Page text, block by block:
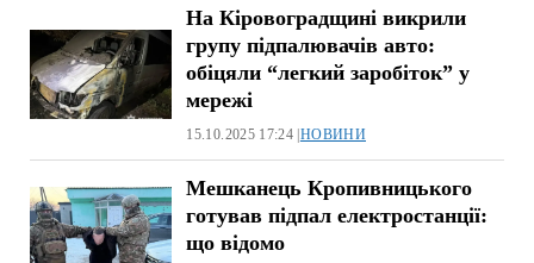
На Кіровоградщині викрили
групу підпалювачів авто:
обіцяли “легкий заробіток” у
мережі
15.10.2025 17:24 |НОВИНИ
Мешканець Кропивницького
готував підпал електростанції:
що відомо